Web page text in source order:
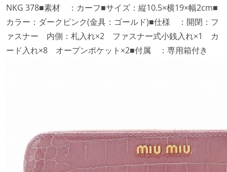
NKG 378■素材 ：カーフ■サイズ：縦10.5×横19×幅2cm■
カラー：ダークピンク(金具：ゴールド)■仕様 ：開閉：フ
ァスナー 内側：札入れ×2 ファスナー式小銭入れ×1 カ
ード入れ×8 オープンポケット×2■付属 ：専用箱付き